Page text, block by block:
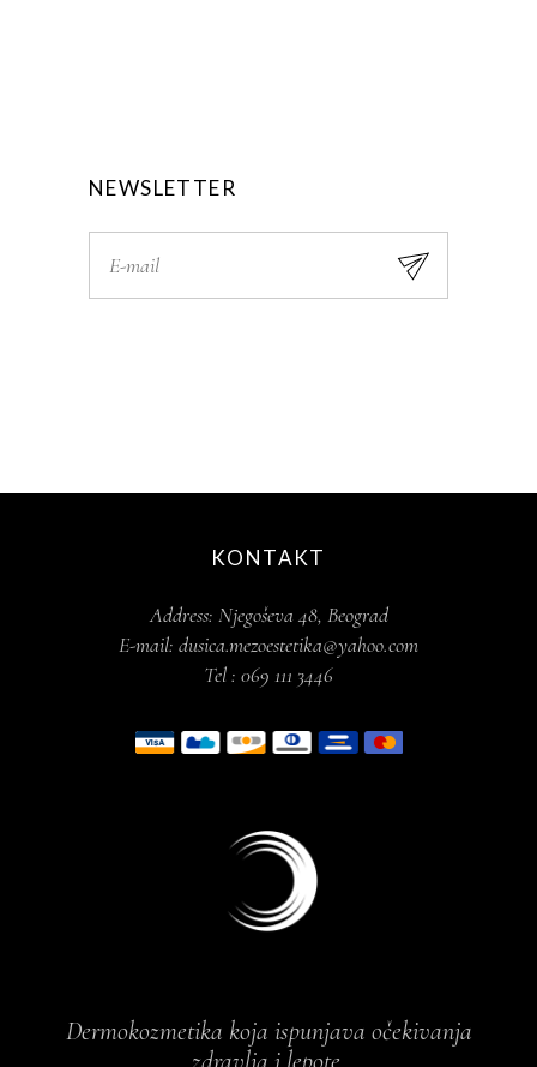
NEWSLETTER
KONTAKT
Address: Njegoševa 48, Beograd
E-mail: dusica.mezoestetika@yahoo.com
Tel : 069 111 3446
Dermokozmetika koja ispunjava očekivanja